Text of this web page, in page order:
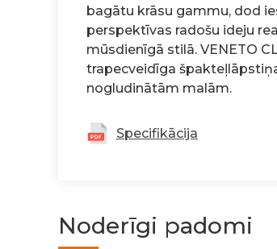
bagātu krāsu gammu, dod
perspektīvas radošu ideju
mūsdienīgā stilā. VENETO
trapecveidīga
nogludinātām malām.
Specifikācija
Noderīgi padomi